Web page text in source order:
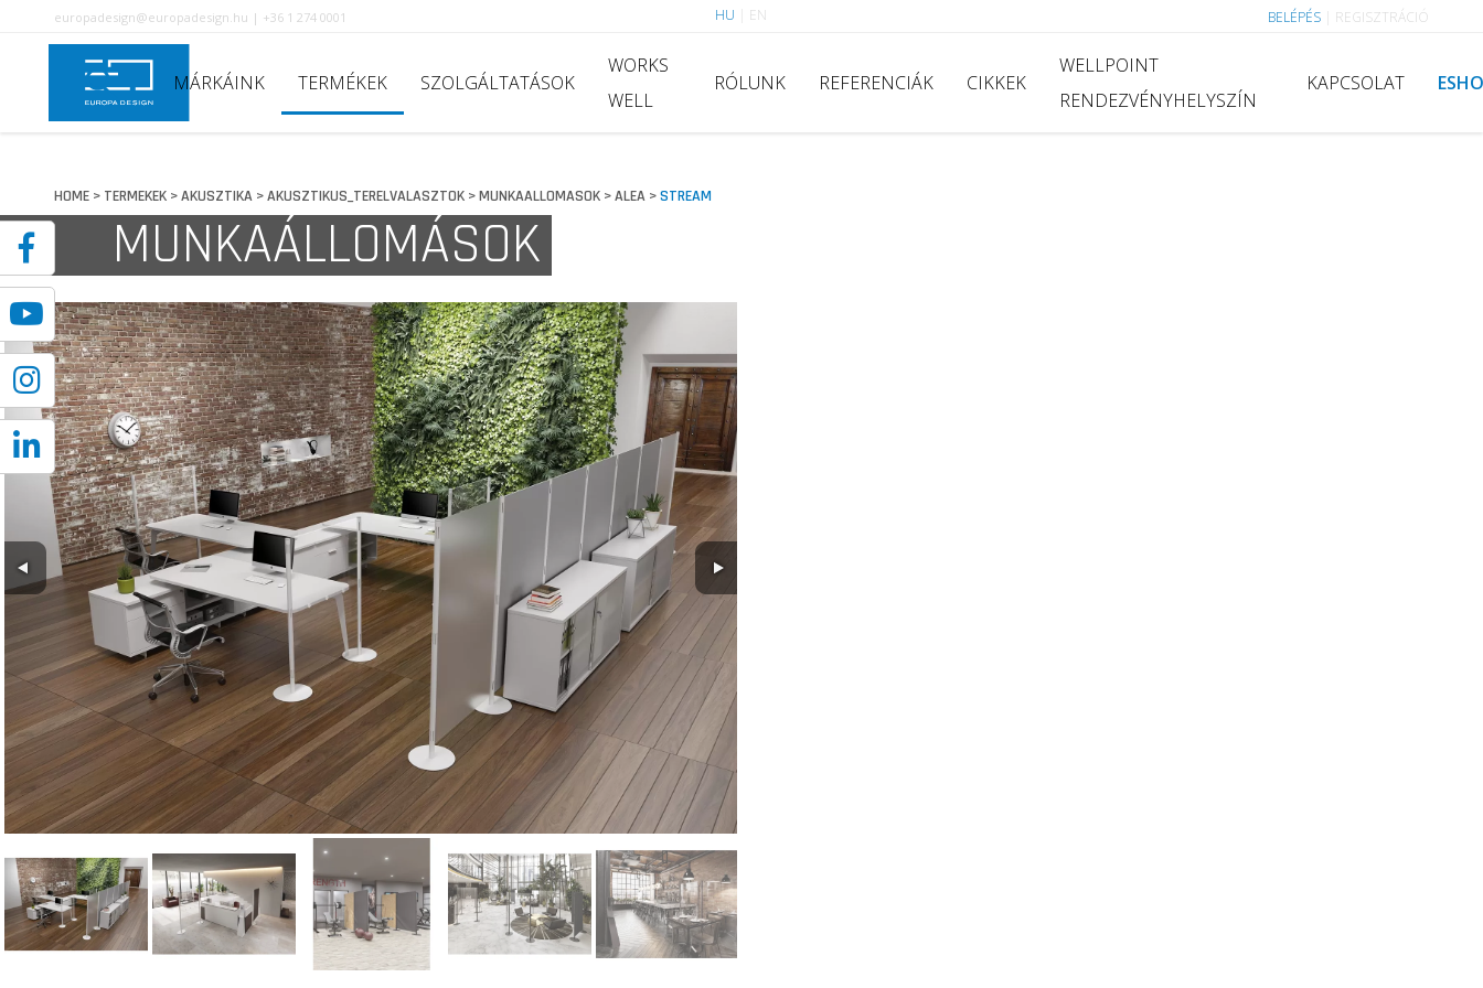
europadesign@europadesign.hu | +36 1 274 0001 HU EN BELÉPÉS REGISZTRÁCIÓ
MÁRKÁINK TERMÉKEK SZOLGÁLTATÁSOK
WORKS
WELL
RÓLUNK REFERENCIÁK CIKKEK
WELLPOINT
RENDEZVÉNYHELYSZÍN
KAPCSOLAT
HOME> TERMEKEK>AKUSZTIKA>AKUSZTIKUS_TERELVALASZTOK>MUNKAALLOMASOK>ALEA>STREAM
MUNKAÁLLOMÁSOK